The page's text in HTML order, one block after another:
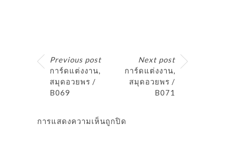
Previous post
การ์ดแต่งงาน,
สมุดอวยพร /
B069
Next post
การ์ดแต่งงาน,
สมุดอวยพร /
B071
การแสดงความเห็นถูกปิด